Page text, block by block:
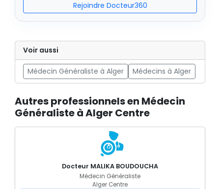
Rejoindre Docteur360
Voir aussi
Médecin Généraliste à Alger Médecins à Alger
Autres professionnels en Médecin
Généraliste à Alger Centre
Docteur MALIKA BOUDOUCHA
Médecin Généraliste
Alger Centre